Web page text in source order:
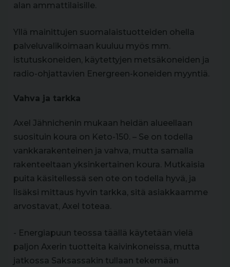
alan ammattilaisille.
Yllä mainittujen suomalaistuotteiden ohella
palveluvalikoimaan kuuluu myös mm.
istutuskoneiden, käytettyjen metsäkoneiden ja
radio-ohjattavien Energreen-koneiden myyntiä.
Vahva ja tarkka
Axel Jähnichenin mukaan heidän alueellaan
suosituin koura on Keto-150. – Se on todella
vankkarakenteinen ja vahva, mutta samalla
rakenteeltaan yksinkertainen koura. Mutkaisia
puita käsitellessä sen ote on todella hyvä, ja
lisäksi mittaus hyvin tarkka, sitä asiakkaamme
arvostavat, Axel toteaa.
- Energiapuun teossa täällä käytetään vielä
paljon Axerin tuotteita kaivinkoneissa, mutta
jatkossa Saksassakin tullaan tekemään